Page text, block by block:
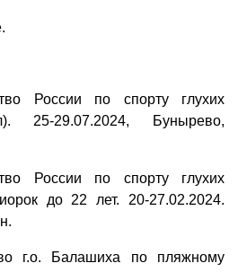
России по спорту глухих
25-29.07.2024, Бунырево,
России по спорту глухих
до 22 лет. 20-27.02.2024.
г.о. Балашиха по пляжному